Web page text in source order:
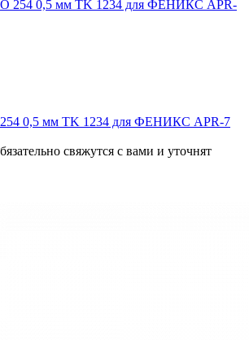
0,5 мм TK 1234 для ФЕНИКС APR-7
свяжутся с вами и уточнят